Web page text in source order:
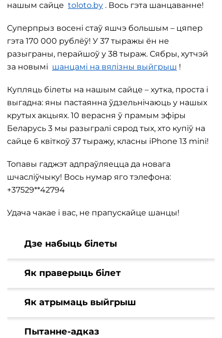
нашым сайце toloto.by . Вось гэта шанцаванне!
Суперпрыз восені стаў яшчэ большым – цяпер
гэта 170 000 рублёў! У 37 тыражы ён не
разыграны, перайшоў у 38 тыраж. Сябры, хутчэй
за новымі шанцамі на вялізны выйгрыш !
Купляць білеты на нашым сайце – хутка, проста і
выгадна: яны пастаянна ўдзельнічаюць у нашых
крутых акцыях. 10 верасня ў прамым эфіры
Беларусь 3 мы разыгралі сярод тых, хто купіў на
сайце 6 квіткоў 37 тыражу, класны iPhone 13 mini!
Топавы гаджэт адпраўляецца да новага
шчасліўчыку! Вось нумар яго тэлефона:
+37529**42794
Удача чакае і вас, не прапускайце шанцы!
Дзе набыць білеты
Як праверыць білет
Як атрымаць выйгрыш
Пытанне-адказ